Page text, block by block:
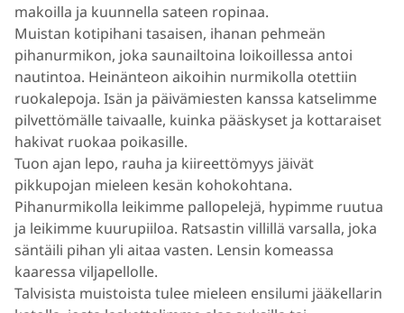
makoilla ja kuunnella sateen ropinaa.
Muistan kotipihani tasaisen, ihanan pehmeän
pihanurmikon, joka saunailtoina loikoillessa antoi
nautintoa. Heinänteon aikoihin nurmikolla otettiin
ruokalepoja. Isän ja päivämiesten kanssa katselimme
pilvettömälle taivaalle, kuinka pääskyset ja kottaraiset
hakivat ruokaa poikasille.
Tuon ajan lepo, rauha ja kiireettömyys jäivät
pikkupojan mieleen kesän kohokohtana.
Pihanurmikolla leikimme pallopelejä, hypimme ruutua
ja leikimme kuurupiiloa. Ratsastin villillä varsalla, joka
säntäili pihan yli aitaa vasten. Lensin komeassa
kaaressa viljapellolle.
Talvisista muistoista tulee mieleen ensilumi jääkellarin